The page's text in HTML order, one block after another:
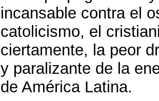
incansable contra el
catolicismo, el
ciertamente, la peor
y paralizante de la
de América Latina.